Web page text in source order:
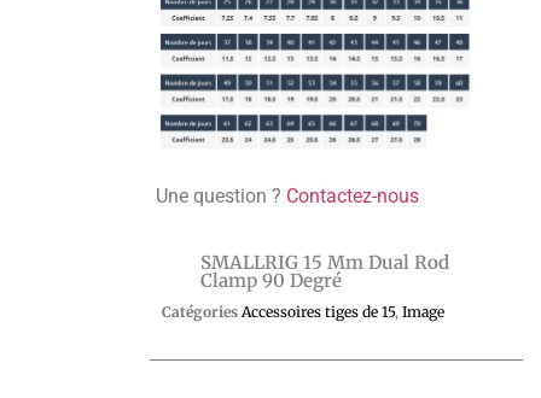
Une question ? Contactez-nous
SMALLRIG 15 Mm Dual Rod
Clamp 90 Degré
Catégories Accessoires tiges de 15, Image